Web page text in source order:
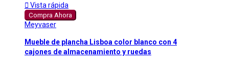
 Vista rápida
Compra Ahora
Meyvaser
Mueble de plancha Lisboa color blanco con 4
cajones de almacenamiento y ruedas